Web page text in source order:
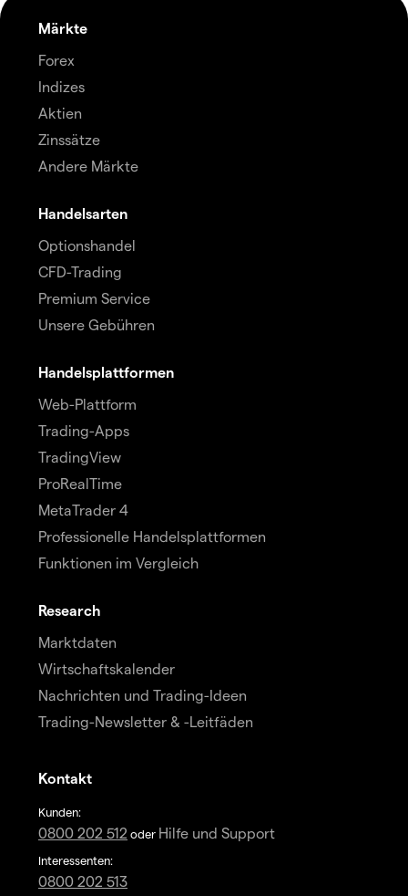
Märkte
Forex
Indizes
Aktien
Zinssätze
Andere Märkte
Handelsarten
Optionshandel
CFD-Trading
Premium Service
Unsere Gebühren
Handelsplattformen
Web-Plattform
Trading-Apps
TradingView
ProRealTime
MetaTrader 4
Professionelle Handelsplattformen
Funktionen im Vergleich
Research
Marktdaten
Wirtschaftskalender
Nachrichten und Trading-Ideen
Trading-Newsletter & -Leitfäden
Kontakt
Kunden:
0800 202 512 oder Hilfe und Support
Interessenten:
0800 202 513